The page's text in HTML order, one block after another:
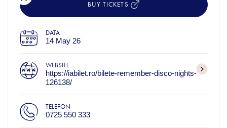
BUY TICKETS
DATA
14 May 26
WEBSITE
https://iabilet.ro/bilete-remember-disco-nights-
126138/
TELEFON
0725 550 333